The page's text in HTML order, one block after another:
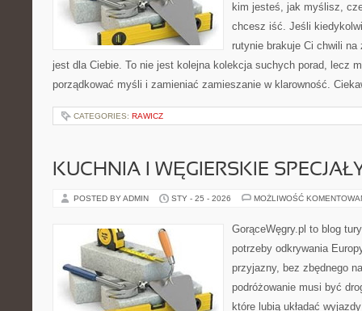
kim jesteś, jak myślisz,
chcesz iść. Jeśli
rutynie brakuje Ci chwili
jest dla Ciebie. To nie jest kolejna kolekcja suchych porad, lecz
porządkować myśli i zamieniać zamieszanie w klarowność.
CATEGORIES: RAWICZ
KUCHNIA I WĘGIERSKIE
POSTED BY ADMIN STY - 25 - 2026 MOŻLIWOŚĆ
GorąceWęgry.pl to blog
potrzeby odkrywania
przyjazny, bez zbędnego
podróżowanie musi być
które lubią układać